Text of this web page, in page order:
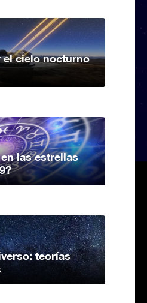
el cielo nocturno
las estrellas
teorías